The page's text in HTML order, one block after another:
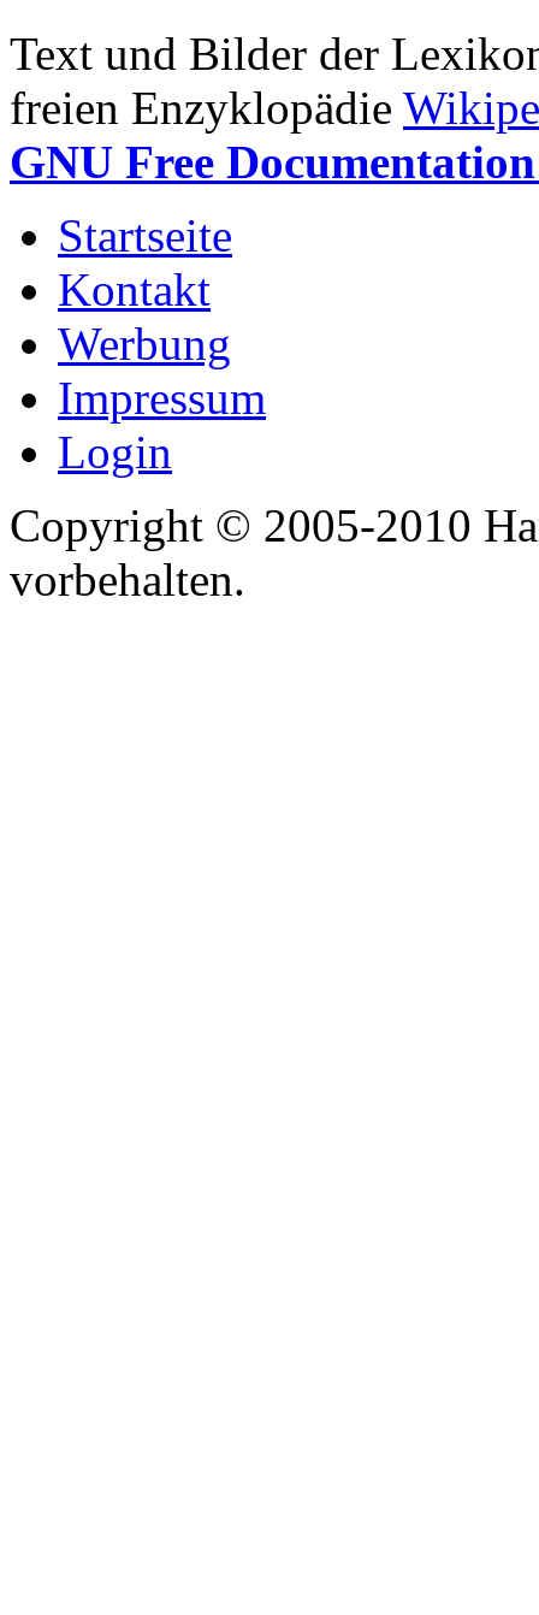
Text und Bilder der
freien Enzyklopädie
GNU Free
Startseite
Kontakt
Werbung
Impressum
Login
Copyright © 2005-2010
vorbehalten.